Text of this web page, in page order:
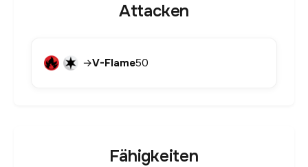
Attacken
→V-Flame50
Fähigkeiten